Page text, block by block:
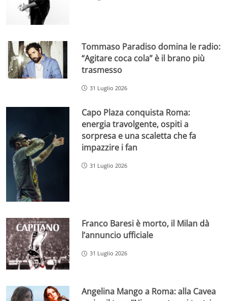
Tommaso Paradiso domina le radio:
“Agitare coca cola” è il brano più
trasmesso
31 Luglio 2026
Capo Plaza conquista Roma:
energia travolgente, ospiti a
sorpresa e una scaletta che fa
impazzire i fan
31 Luglio 2026
Franco Baresi è morto, il Milan dà
l’annuncio ufficiale
31 Luglio 2026
Angelina Mango a Roma: alla Cavea